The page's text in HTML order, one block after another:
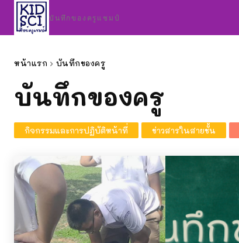
บันทึกของครูแชมป์
หน้าแรก บันทึกของครู
บันทึกของครู
กิจกรรมและการปฏิบัติหน้าที่ ข่าวสารในสายชั้น